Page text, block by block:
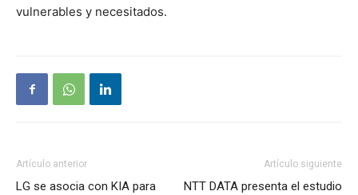
vulnerables y necesitados.
Artículo anterior
LG se asocia con KIA para
Artículo siguiente
NTT DATA presenta el estudio